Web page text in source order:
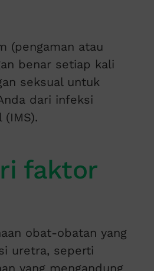
(pengaman atau
benar setiap kali
seksual untuk
dari infeksi
(IMS).
faktor
obat-obatan yang
uretra, seperti
yang mengandung